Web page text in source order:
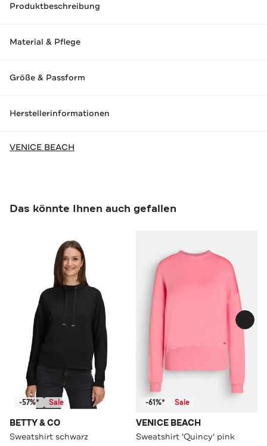
Produktbeschreibung
Material & Pflege
Größe & Passform
Herstellerinformationen
VENICE BEACH
Das könnte Ihnen auch gefallen
-57%* Sale
BETTY & CO
Sweatshirt schwarz
-61%* Sale
VENICE BEACH
Sweatshirt 'Quincy' pink